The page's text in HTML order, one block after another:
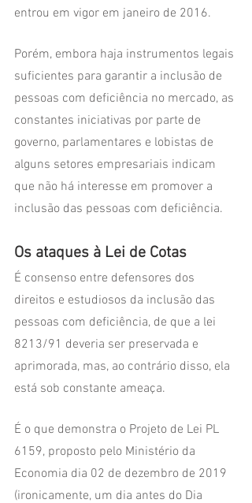
entrou em vigor em janeiro de 2016.
Porém, embora haja instrumentos legais
suficientes para garantir a inclusão de
pessoas com deficiência no mercado, as
constantes iniciativas por parte de
governo, parlamentares e lobistas de
alguns setores empresariais indicam
que não há interesse em promover a
inclusão das pessoas com deficiência.
Os ataques à Lei de Cotas
É consenso entre defensores dos
direitos e estudiosos da inclusão das
pessoas com deficiência, de que a lei
8213/91 deveria ser preservada e
aprimorada, mas, ao contrário disso, ela
está sob constante ameaça.
É o que demonstra o Projeto de Lei PL
6159, proposto pelo Ministério da
Economia dia 02 de dezembro de 2019
(ironicamente, um dia antes do Dia